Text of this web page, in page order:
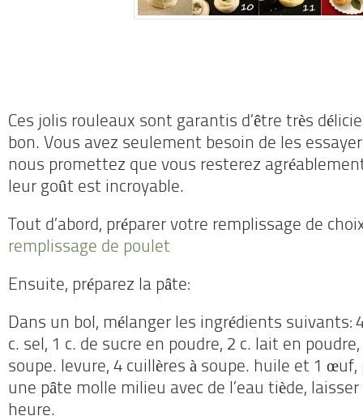
Ces jolis rouleaux sont garantis d’être très
bon. Vous avez seulement besoin de les
nous promettez que vous resterez
leur goût est incroyable.
Tout d’abord, préparer votre remplissage de
remplissage de poulet
Ensuite, préparez la pâte:
Dans un bol, mélanger les ingrédients suivants:
c. sel, 1 c. de sucre en poudre, 2 c. lait en poudre,
soupe. levure, 4 cuillères à soupe. huile et 1 œuf,
une pâte molle milieu avec de l’eau tiède,
heure.